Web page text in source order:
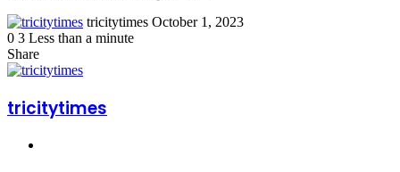
tricitytimes Send
October 1, 2023
0 3 Less than a minute
Share
Facebook
Twitter
LinkedIn
Tumblr
Pinterest
Reddit
VKontakte
Odnoklassniki
Pocket
Share
Email
Print
tricitytimes